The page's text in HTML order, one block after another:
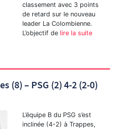
classement avec 3 points
de retard sur le nouveau
leader La Colombienne.
L’objectif de lire la suite
(8) – PSG (2) 4-2 (2-0)
L’équipe B du PSG s’est
inclinée (4-2) à Trappes,